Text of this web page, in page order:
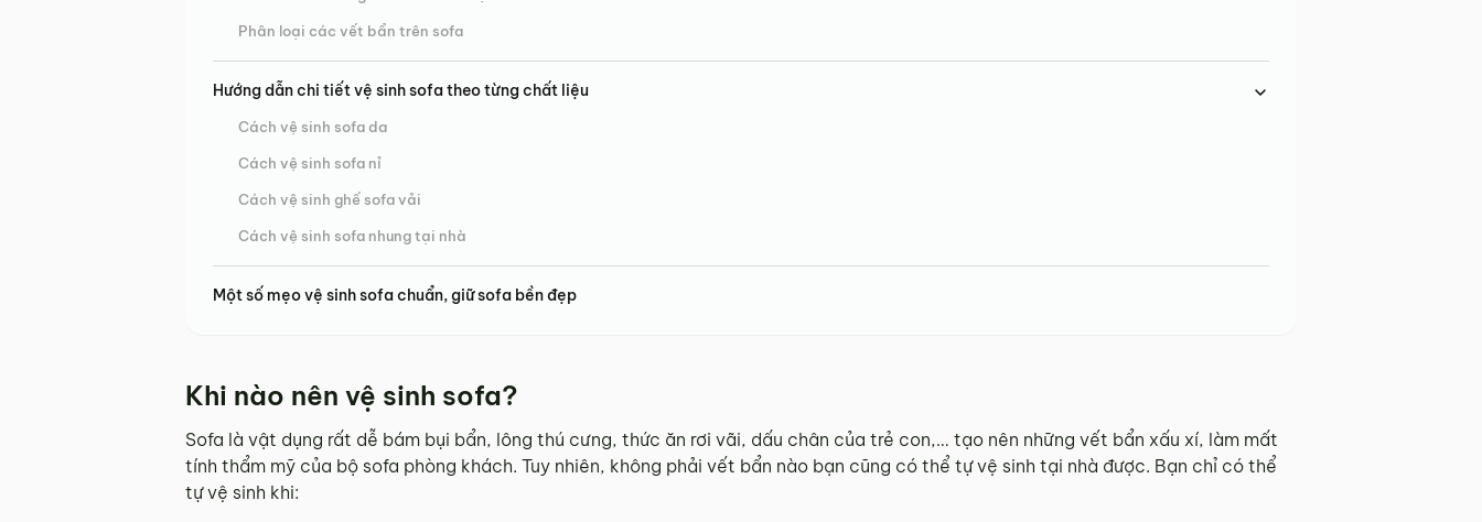
Phân loại các vết bẩn trên sofa
Hướng dẫn chi tiết vệ sinh sofa theo từng chất liệu
Cách vệ sinh sofa da
Cách vệ sinh sofa nỉ
Cách vệ sinh ghế sofa vải
Cách vệ sinh sofa nhung tại nhà
Một số mẹo vệ sinh sofa chuẩn, giữ sofa bền đẹp
Khi nào nên vệ sinh sofa?
Sofa là vật dụng rất dễ bám bụi bẩn, lông thú cưng, thức ăn rơi vãi, dấu chân của trẻ con,… tạo nên những vết bẩn xấu xí, làm mất
tính thẩm mỹ của bộ sofa phòng khách. Tuy nhiên, không phải vết bẩn nào bạn cũng có thể tự vệ sinh tại nhà được. Bạn chỉ có thể
tự vệ sinh khi: